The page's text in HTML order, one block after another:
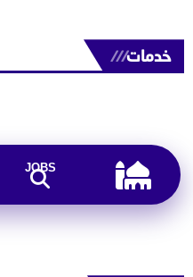
خدمات///
JOBS